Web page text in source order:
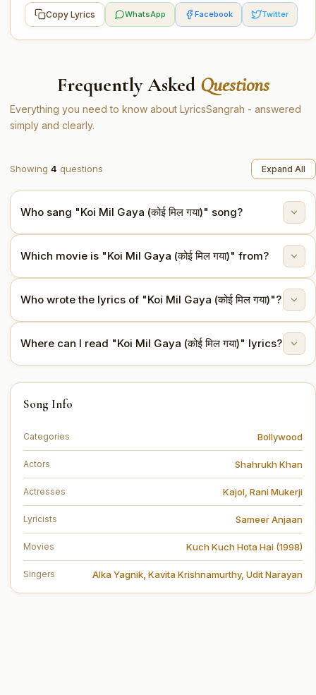
Copy Lyrics WhatsApp Facebook Twitter
Frequently Asked Questions
Everything you need to know about LyricsSangrah - answered
simply and clearly.
Showing 4 questions Expand All
Who sang "Koi Mil Gaya (कोई मिल गया)" song?
"Koi Mil Gaya (कोई मिल गया)" is sung by Alka Yagnik,
Which movie is "Koi Mil Gaya (कोई मिल गया)" from?
This song is from the movie Kuch Kuch Hota Hai
Who wrote the lyrics of "Koi Mil Gaya (कोई मिल गया)"?
The lyrics are written by Sameer Anjaan.
Where can I read "Koi Mil Gaya (कोई मिल गया)" lyrics?
You can read the full lyrics of "Koi Mil Gaya (कोई मिल
गया)" on this page.
Song Info
Categories Bollywood
Actors Shahrukh Khan
Actresses Kajol Rani Mukerji
Lyricists Sameer Anjaan
Movies Kuch Kuch Hota Hai (1998)
Singers Alka Yagnik Kavita Krishnamurthy, Udit Narayan